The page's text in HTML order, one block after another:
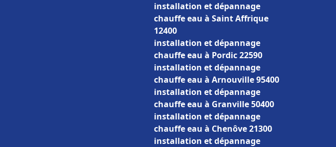
installation et dépannage
chauffe eau à Saint Affrique
12400
installation et dépannage
chauffe eau à Pordic 22590
installation et dépannage
chauffe eau à Arnouville 95400
installation et dépannage
chauffe eau à Granville 50400
installation et dépannage
chauffe eau à Chenôve 21300
installation et dépannage